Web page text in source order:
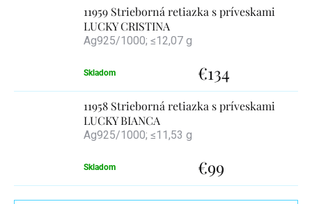
11959 Strieborná retiazka s príveskami
LUCKY CRISTINA
Ag925/1000; ≤12,07 g
Skladom €134
11958 Strieborná retiazka s príveskami
LUCKY BIANCA
Ag925/1000; ≤11,53 g
Skladom €99